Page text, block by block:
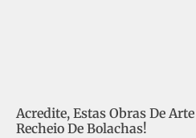
Acredite, Estas Obras De
Recheio De Bolachas!